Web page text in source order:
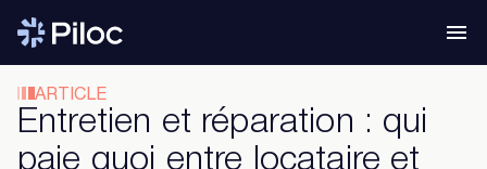
ARTICLE
Entretien et réparation : qui
paie quoi entre locataire et